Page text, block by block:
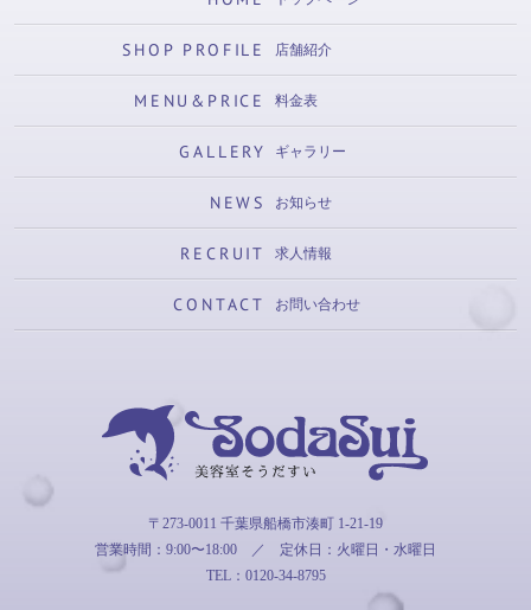
SHOP PROFILE 店舗紹介
MENU&PRICE 料金表
GALLERY ギャラリー
NEWS お知らせ
RECRUIT 求人情報
CONTACT お問い合わせ
そうだすい
〒273-0011 千葉県船橋市湊町 1-21-19
営業時間：9:00〜18:00 ／ 定休日：火曜日・水曜日
TEL：0120-34-8795